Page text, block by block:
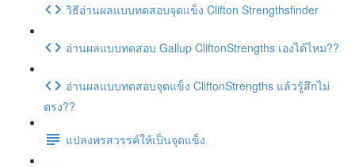
วิธีอ่านผลแบบทดสอบจุดแข็ง Clifton Strengthsfinder
อ่านผลแบบทดสอบ Gallup CliftonStrengths เองได้ไหม??
อ่านผลแบบทดสอบจุดแข็ง CliftonStrengths แล้วรู้สึกไม่
ตรง??
แปลงพรสวรรค์ให้เป็นจุดแข็ง